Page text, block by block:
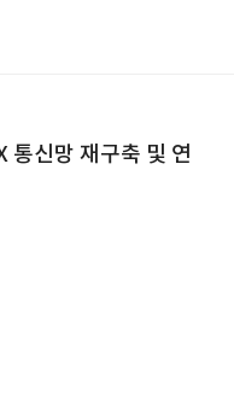
통신망 재구축 및 연